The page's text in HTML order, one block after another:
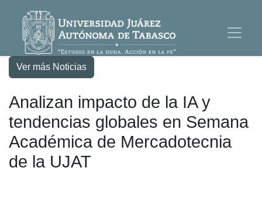
Ver más Noticias
Analizan impacto de la IA y
tendencias globales en Semana
Académica de Mercadotecnia
de la UJAT